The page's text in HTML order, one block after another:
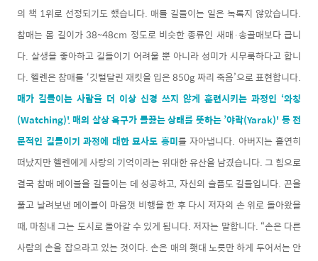
의 책 1위로 선정되기도 했습니다. 매를 길들이는 일은 녹록지 않았습니다.
참매는 몸 길이가 38~48cm 정도로 비슷한 종류인 새매·송골매보다 큽니
다. 살생을 좋아하고 길들이기 어려울 뿐 아니라 성미가 시무룩하다고 합니
다. 헬렌은 참매를 ‘깃털달린 재킷을 입은 850g 짜리 죽음’으로 표현합니다.
매가 길들이는 사람을 더 이상 신경 쓰지 않게 훈련시키는 과정인 ‘와칭
(Watching)', 매의 살상 욕구가 들끓는 상태를 뜻하는 ’야락(Yarak)' 등 전
문적인 길들이기 과정에 대한 묘사도 흥미를 자아냅니다. 아버지는 홀연히
떠났지만 헬렌에게 사랑의 기억이라는 위대한 유산을 남겼습니다. 그 힘으로
결국 참매 메이블을 길들이는 데 성공하고, 자신의 슬픔도 길들입니다. 끈을
풀고 날려보낸 메이블이 마음껏 비행을 한 후 다시 저자의 손 위로 돌아왔을
때, 마침내 그는 도시로 돌아갈 수 있게 됩니다. 저자는 말합니다. “손은 다른
사람의 손을 잡으라고 있는 것이다. 손은 매의 횃대 노릇만 하게 두어서는 안